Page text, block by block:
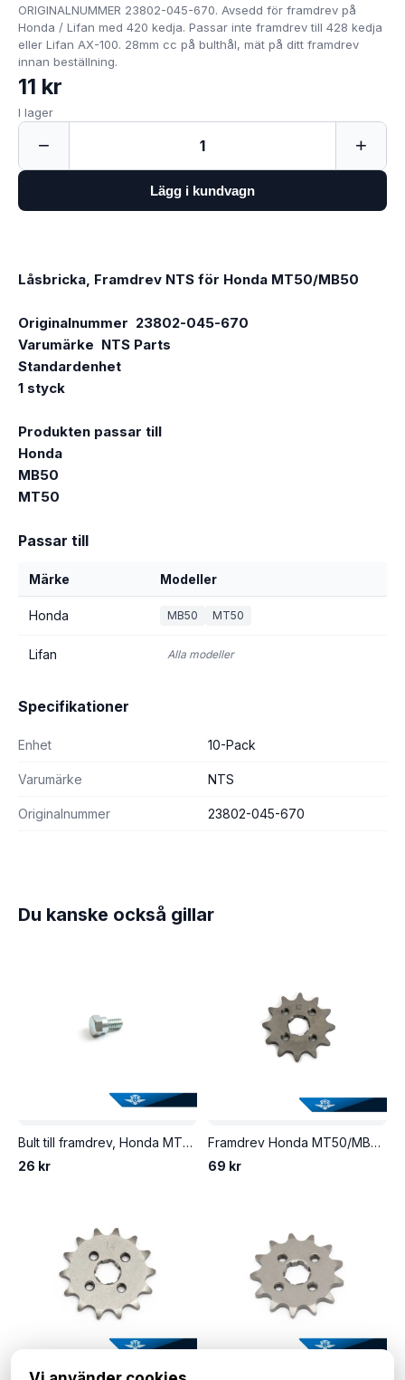
ORIGINALNUMMER 23802-045-670. Avsedd för framdrev på
Honda / Lifan med 420 kedja. Passar inte framdrev till 428 kedja
eller Lifan AX-100. 28mm cc på bulthål, mät på ditt framdrev
innan beställning.
11 kr
I lager
− 1 +
Lägg i kundvagn
Låsbricka, Framdrev NTS för Honda MT50/MB50
Originalnummer 23802-045-670
Varumärke NTS Parts
Standardenhet
1 styck
Produkten passar till
Honda
MB50
MT50
Passar till
Märke Modeller
Honda MB50 MT50
Lifan Alla modeller
Specifikationer
Enhet 10-Pack
Varumärke NTS
Originalnummer 23802-045-670
Du kanske också gillar
Bult till framdrev, Honda MT50/MB50 & Lifan.
26 kr
Framdrev Honda MT50/MB50 & Lifan 4-takt, 12 kugg.
69 kr